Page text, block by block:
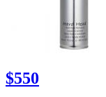
$550